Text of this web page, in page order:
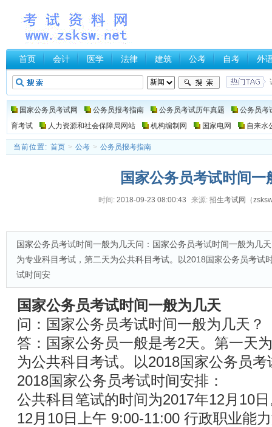
首页 会计 医学 法律 建筑 公考 自考 外
国家公务员考试网 公务员报考指南 公务员考试历年真题
公务员考
育考试
人力资源和社会保障局网站 机构编制网 国家电网 自来水
当前位置: 首页 > 公考 > 公务员报考指南
国家公务员考试时间一
时间: 2018-09-23 08:00:43 来源: 招生考试网（
国家公务员考试时间一般为几天问：国家公务员考试时间一般为几
为专业科目考试，第二天为公共科目考试。以2018国家公务员考试
试时间安
国家公务员考试时间一般为几天
问：国家公务员考试时间一般为几天？
答：国家公务员一般是考2天。第一天
为公共科目考试。以2018国家公务员
2018国家公务员考试时间安排：
公共科目笔试的时间为2017年12月10
12月10日上午 9:00-11:00 行政职业能